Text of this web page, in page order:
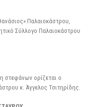
Παλαιοκάστρου,
Σύλλογο Παλαιοκάστρου
στεφάνων ορίζεται ο
κ. Άγγελος Τσιτηρίδης.